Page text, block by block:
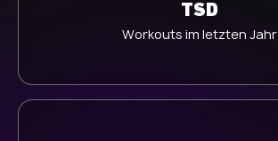
TSD
Workouts im letzten Jahr